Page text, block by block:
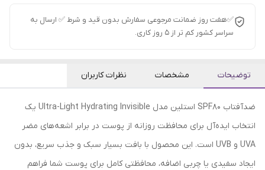
✅هفت روز ضمانت مرجوعی سفارش بدون قید و شرط ✅ ارسال به
سراسر کشور کم تر از 5 روز کاری.
توضیحات مشخصات نظرات کاربران
ضدآفتاب SPF80 استلین مدل Ultra-Light Hydrating Invisible یک
انتخاب ایده‌آل برای محافظت روزانه از پوست در برابر اشعه‌های مضر
UVA و UVB است. این محصول با بافت بسیار سبک و جذب سریع، بدون
ایجاد سفیدی یا چربی اضافه، محافظتی کامل برای پوست شما فراهم